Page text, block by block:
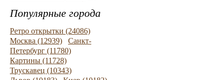
Популярные города
Ретро открытки (24086)
Москва (12939)
Санкт-
Петербург (11780)
Картины (11728)
Трускавец (10343)